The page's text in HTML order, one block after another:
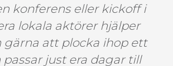
konferens eller kickoff i
lokala aktörer hjälper
gärna att plocka ihop ett
just era dagar till